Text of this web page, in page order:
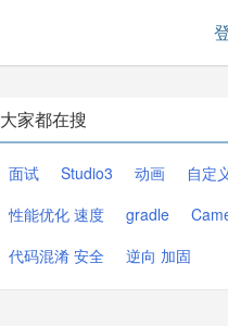
大家都在搜
面试 Studio3 动画
自定
性能优化 速度
gradle
代码混淆 安全
逆向 加固